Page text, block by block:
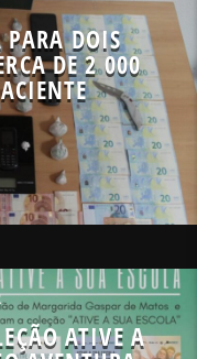
PARA DOIS
DE 2 000
ATIVE A